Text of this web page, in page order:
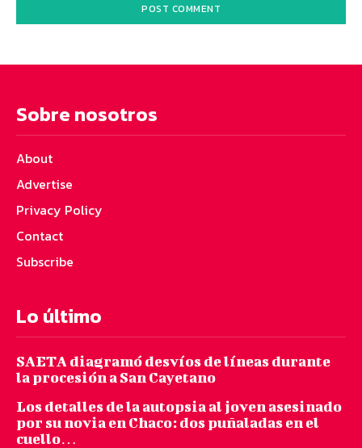
Sobre nosotros
About
Advertise
Privacy Policy
Contact
Subscribe
Lo último
SAETA diagramó desvíos de líneas durante
la procesión a San Cayetano
Los detalles de la autopsia al joven asesinado
por su novia en Chaco: dos puñaladas en el
cuello…